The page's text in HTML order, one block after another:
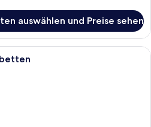
auswählen und Preise sehen
Ein Hotelzimmer mit zwei Betten,